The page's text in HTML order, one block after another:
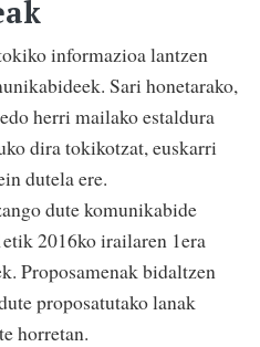
informazioa lantzen
Sari honetarako,
herri mailako estaldura
dira tokikotzat, euskarri
dutela ere.
dute komunikabide
2016ko irailaren 1era
Proposamenak bidaltzen
proposatutako lanak
horretan.